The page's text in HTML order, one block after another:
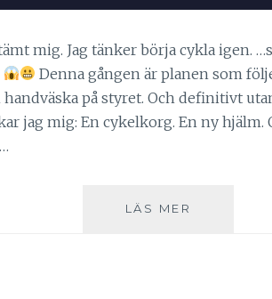
mig. Jag tänker börja cykla igen.
Denna gången är planen som
på styret. Och definitivt
jag mig: En cykelkorg. En ny hjälm.
LÄS MER